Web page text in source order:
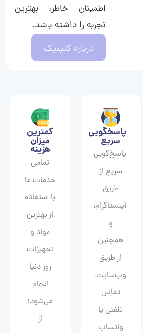
اطمینان خاطر، بهترین
تجربه را داشته باشد.
درباره کلینیک
پاسخگویی
سریع
پاسخ‌گویی
سریع از
طریق
اینستاگرام،
و
همچنین
از طریق
وب‌سایت،
تماس
تلفنی یا
واتساپ
کمترین
میزان
هزینه
تمامی
خدمات ما
با استفاده
از بهترین
مواد و
تجهیزات
روز دنیا
انجام
می‌شود؛
از